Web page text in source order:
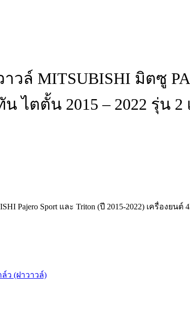
วล์ MITSUBISHI มิตซู
ไตตั้น 2015 – 2022 รุ่น 2
Pajero Sport และ Triton (ปี 2015-2022) เครื่องย
ว (ฝาวาวล์)